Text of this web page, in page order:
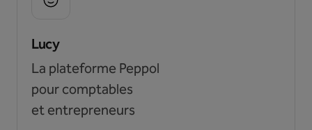
Lucy
La plateforme Peppol
pour comptables
et entrepreneurs